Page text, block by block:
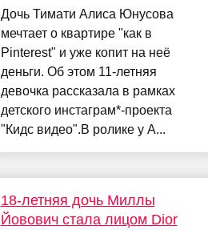
Дочь Тимати Алиса Юнусова
мечтает о квартире "как в
Pinterest" и уже копит на неё
деньги. Об этом 11-летняя
девочка рассказала в рамках
детского инстаграм*-проекта
"Кидс видео".В ролике у А...
18-летняя дочь Миллы
Йовович стала лицом Dior